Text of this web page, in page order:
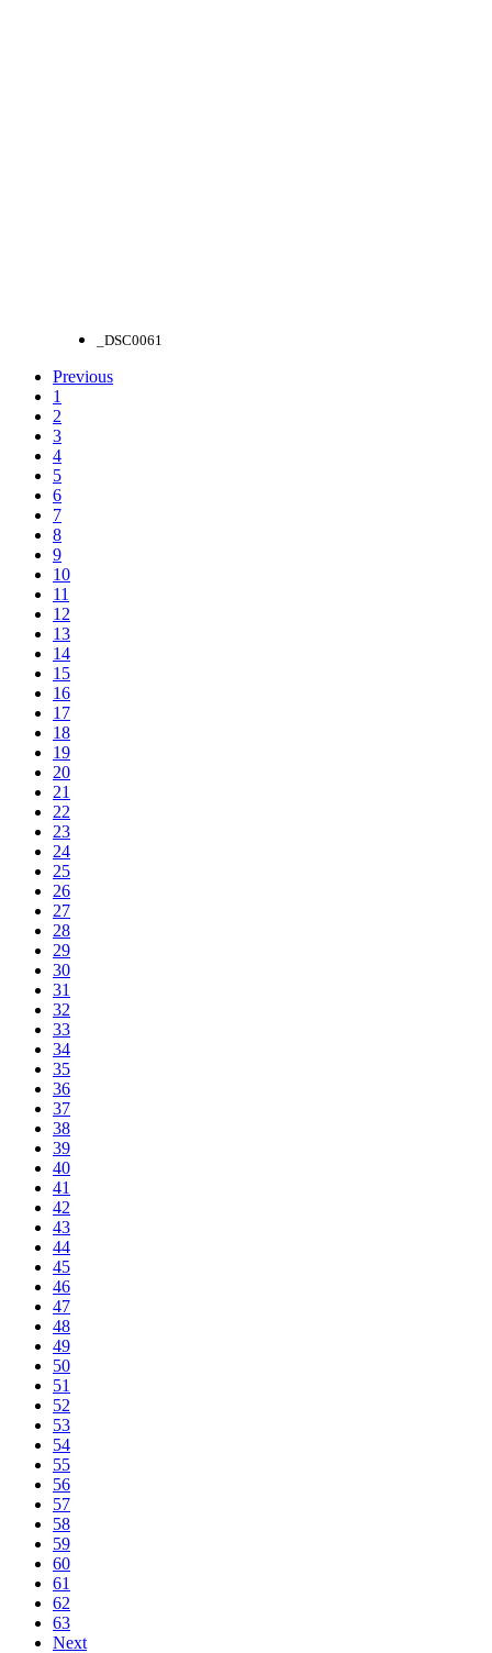
_DSC0061
Previous
1
2
3
4
5
6
7
8
9
10
11
12
13
14
15
16
17
18
19
20
21
22
23
24
25
26
27
28
29
30
31
32
33
34
35
36
37
38
39
40
41
42
43
44
45
46
47
48
49
50
51
52
53
54
55
56
57
58
59
60
61
62
63
Next